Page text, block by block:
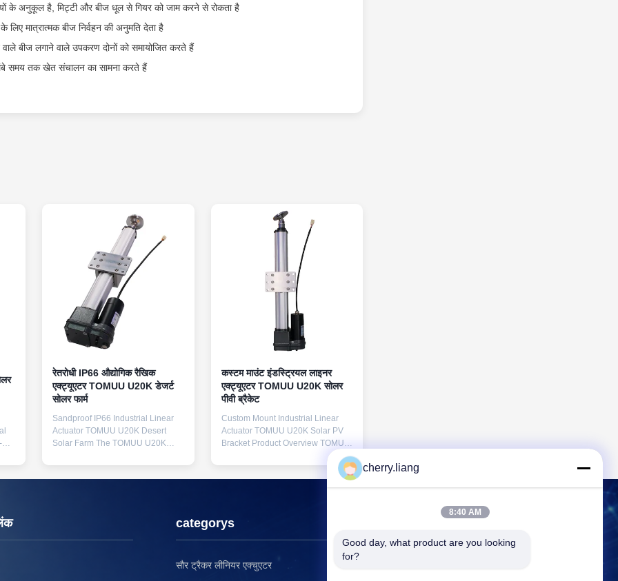
के अनुकूल है, मिट्टी और बीज धूल से गियर को जाम करने से रोकता है
मात्रात्मक बीज निर्वहन की अनुमति देता है
बीज लगाने वाले उपकरण दोनों को समायोजित करते हैं
समय तक खेत संचालन का सामना करते हैं
on
रेतरोधी IP66 औद्योगिक रैखिक
एक्ट्यूएटर TOMUU U20K डेजर्ट
सोलर फार्म
Sandproof IP66 Industrial Linear
Actuator TOMUU U20K Desert
Solar Farm The TOMUU U20K
actuator is specifically engineered
for desert solar power station
कस्टम माउंट इंडस्ट्रियल लाइनर
एक्ट्यूएटर TOMUU U20K सोलर
पीवी ब्रैकेट
Custom Mount Industrial Linear
Actuator TOMUU U20K Solar PV
Bracket Product Overview TOMUU
U20K custom mount industrial
linear actuator supports
personalized front and rear end
20,000N push-pull rated ...
categorys
सौर ट्रैकर लीनियर एक्चुएटर
cherry.liang
8:40 AM
Good day, what product are you looking
for?